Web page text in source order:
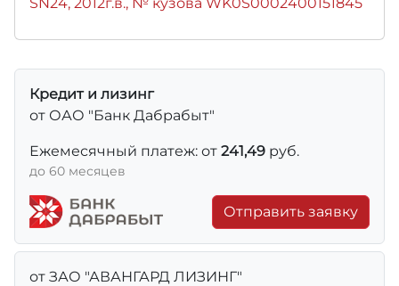
Кредит и лизинг
от ОАО "Банк Дабрабыт"
Ежемесячный платеж: от 241,49 руб.
до 60 месяцев
Отправить заявку
от ЗАО "АВАНГАРД ЛИЗИНГ"